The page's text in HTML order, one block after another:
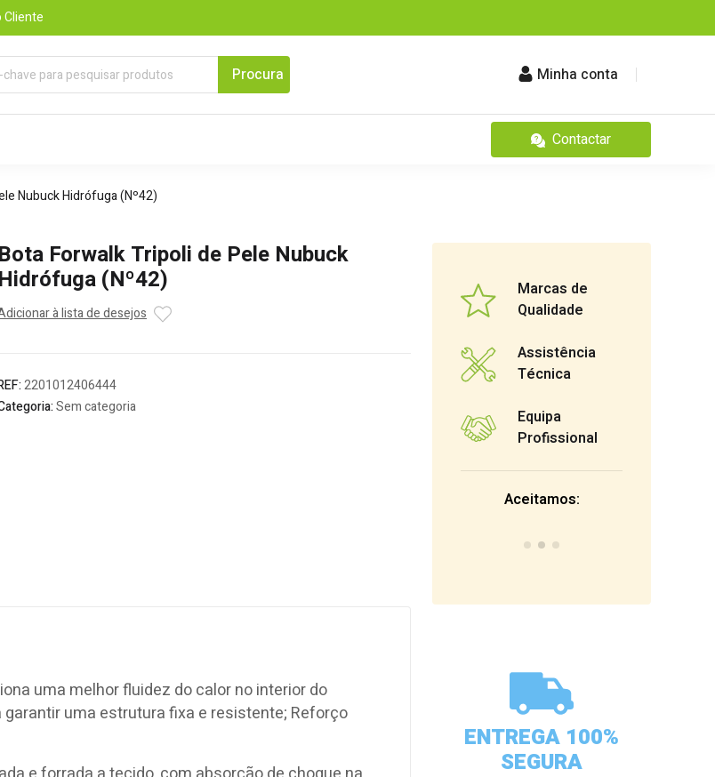
Minha conta
Contactar
Nubuck Hidrófuga (Nº42)
Bota Forwalk Tripoli de Pele Nubuck
Hidrófuga (Nº42)
à lista de desejos
2201012406444
Sem categoria
uma melhor fluidez do calor no interior do
uma estrutura fixa e resistente; Reforço
Marcas de
Qualidade
Assistência
Técnica
Equipa
Profissional
Aceitamos:
ENTREGA 100%
SEGURA